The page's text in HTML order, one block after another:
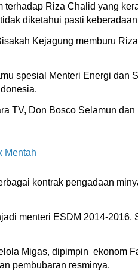
Riza Chalid yang
diketahui pasti
Kejagung memburu
spesial Menteri Energi dan
TV, Don Bosco Selamun
Mentah
kontrak pengadaan
menteri ESDM 2014-2016,
Migas, dipimpin ekonom
pembubaran resminya.